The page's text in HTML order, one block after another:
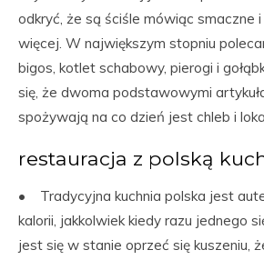
odkryć, że są ściśle mówiąc smaczne
więcej. W największym stopniu
bigos, kotlet schabowy, pierogi i
się, że dwoma podstawowymi
spożywają na co dzień jest chleb i
restauracja z polską
• Tradycyjna kuchnia polska jest
kalorii, jakkolwiek kiedy razu jednego
jest się w stanie oprzeć się kuszeniu,